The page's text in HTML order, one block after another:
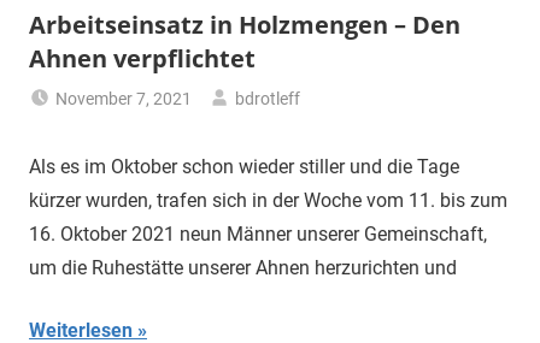
Arbeitseinsatz in Holzmengen – Den
Ahnen verpflichtet
November 7, 2021
bdrotleff
Als es im Oktober schon wieder stiller und die Tage
kürzer wurden, trafen sich in der Woche vom 11. bis zum
16. Oktober 2021 neun Männer unserer Gemeinschaft,
um die Ruhestätte unserer Ahnen herzurichten und
Weiterlesen